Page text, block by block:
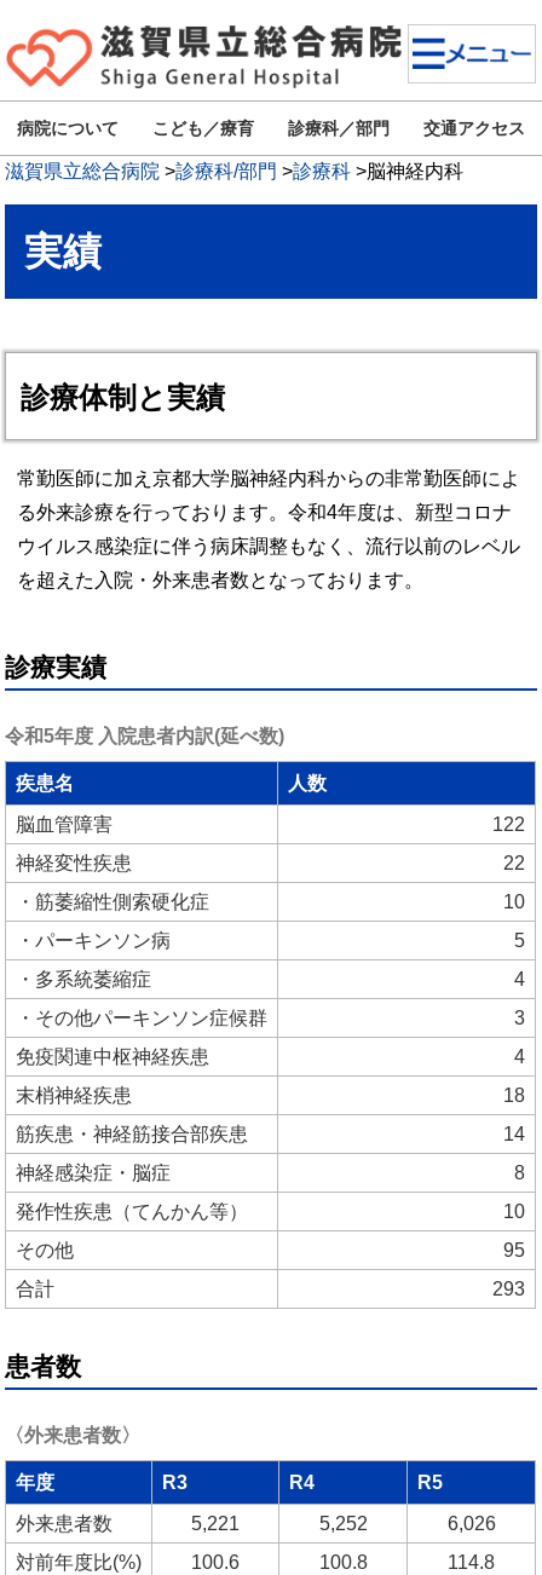
病院について こども／療育 診療科／部門 交通アクセス
滋賀県立総合病院 >診療科/部門 >診療科 >脳神経内科
実績
診療体制と実績
常勤医師に加え京都大学脳神経内科からの非常勤医師によ
る外来診療を行っております。令和4年度は、新型コロナ
ウイルス感染症に伴う病床調整もなく、流行以前のレベル
を超えた入院・外来患者数となっております。
診療実績
令和5年度 入院患者内訳(延べ数)
疾患名
人数
脳血管障害
122
神経変性疾患
22
・筋萎縮性側索硬化症
10
・パーキンソン病
5
・多系統萎縮症
4
・その他パーキンソン症候群
3
免疫関連中枢神経疾患
4
末梢神経疾患
18
筋疾患・神経筋接合部疾患
14
神経感染症・脳症
8
発作性疾患（てんかん等）
10
その他
95
合計
293
患者数
〈外来患者数〉
年度 R3 R4
R5
外来患者数
5,221 5,252
6,026
対前年度比(%)
100.6 100.8
114.8